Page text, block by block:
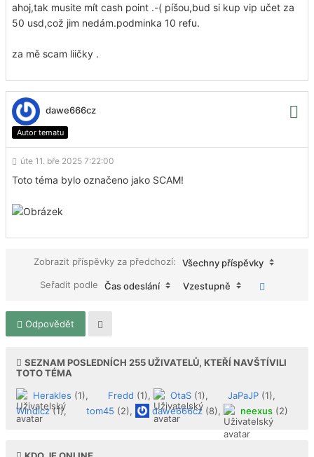
ahoj,tak musite mít cash point .-( píšou,bud si kup vip učet za
50 usd,což jim nedám.podminka 10 refu.
za mě scam liičky .
dawe666cz
Autor tematu
úte 11. bře 2025 7:22:00
Toto téma bylo označeno jako SCAM!
Zobrazit příspěvky za předchozí:
Všechny příspěvky
Seřadit podle
Čas odeslání Vzestupně
Odpovědět
SEZNAM POSLEDNÍCH 255UŽIVATELŮ, KTEŘÍ NAVŠTÍVILI
TOTO TÉMA
Herakles (1), Fredd (1), OtaS (1), JaPaJP (1),
Windicz(1), tom45 (2), dawe666cz (8), neexus (2)